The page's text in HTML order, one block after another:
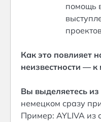
помощь
Как это повлияет
неизвестности —
Вы выделяетесь из
немецком сразу
Пример: AYLIVA из